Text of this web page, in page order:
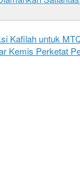
Kafilah untuk
Kemis Perketat